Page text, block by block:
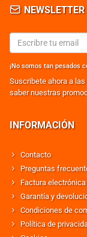
NEWSLETTER
¡No somos tan pesados
Suscribete ahora a
saber nuestras
INFORMACIÓN
Contacto
Preguntas
Factura electrónica
Garantía y
Condiciones de
Política de